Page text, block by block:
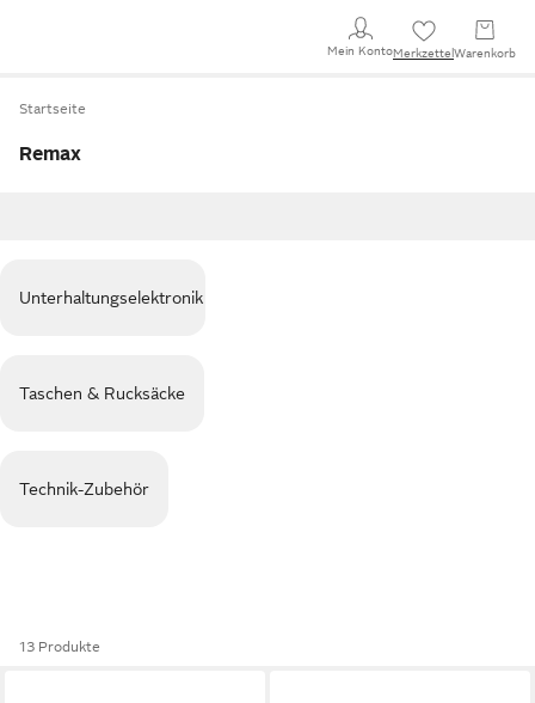
Mein KontoMerkzettel Warenkorb
Startseite
Remax
Unterhaltungselektronik
Taschen & Rucksäcke
Technik-Zubehör
13 Produkte